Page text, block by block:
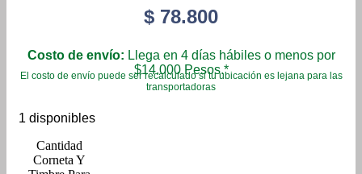
$ 78.800
Costo de envío: Llega en 4 días hábiles o menos por
$14.000 Pesos.*
El costo de envío puede ser recalculado si tu ubicación es lejana para las
transportadoras
1 disponibles
Corneta Y